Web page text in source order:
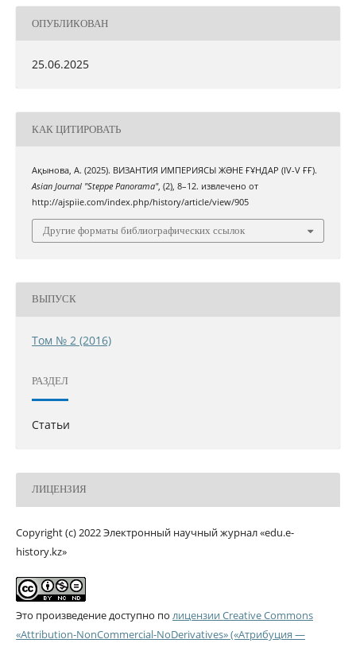
ОПУБЛИКОВАН
25.06.2025
КАК ЦИТИРОВАТЬ
Ақынова, А. (2025). ВИЗАНТИЯ ИМПЕРИЯСЫ ЖƏНЕ ҒҰНДАР (IV-V ҒҒ).
Asian Journal "Steppe Panorama", (2), 8–12. извлечено от
http://ajspiie.com/index.php/history/article/view/905
Другие форматы библиографических ссылок
ВЫПУСК
Том № 2 (2016)
РАЗДЕЛ
Статьи
ЛИЦЕНЗИЯ
Copyright (c) 2022 Электронный научный журнал «edu.e-
history.kz»
Это произведение доступно по лицензии Creative Commons
«Attribution-NonCommercial-NoDerivatives» («Атрибуция —